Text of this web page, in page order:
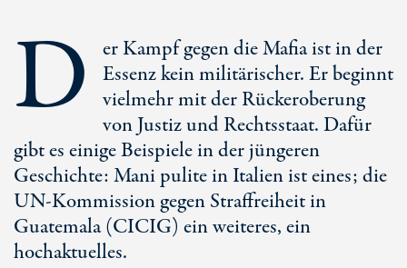
D
er Kampf gegen die Mafia ist in der
Essenz kein militärischer. Er beginnt
vielmehr mit der Rückeroberung
von Justiz und Rechtsstaat. Dafür
gibt es einige Beispiele in der jüngeren
Geschichte: Mani pulite in Italien ist eines; die
UN-Kommission gegen Straffreiheit in
Guatemala (CICIG) ein weiteres, ein
hochaktuelles.